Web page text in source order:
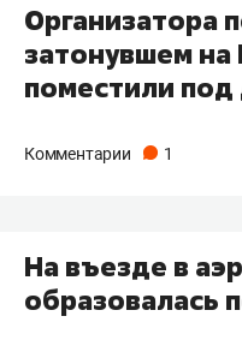
Организатора
затонувшем на
поместили
Комментарии 1
На въезде в
образовалась